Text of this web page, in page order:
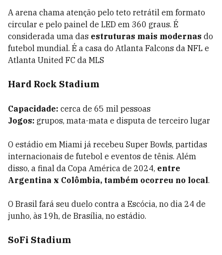
A arena chama atenção pelo teto retrátil em formato
circular e pelo painel de LED em 360 graus. É
considerada uma das estruturas mais modernas do
futebol mundial. É a casa do Atlanta Falcons da NFL e
Atlanta United FC da MLS
Hard Rock Stadium
Capacidade: cerca de 65 mil pessoas
Jogos: grupos, mata-mata e disputa de terceiro lugar
O estádio em Miami já recebeu Super Bowls, partidas
internacionais de futebol e eventos de tênis. Além
disso, a final da Copa América de 2024, entre
Argentina x Colômbia, também ocorreu no local.
O Brasil fará seu duelo contra a Escócia, no dia 24 de
junho, às 19h, de Brasília, no estádio.
SoFi Stadium